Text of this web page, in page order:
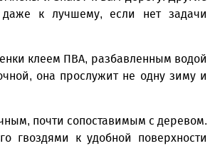
даже к лучшему, если нет задачи
клеем ПВА, разбавленным водой
она прослужит не одну зиму и
почти сопоставимым с деревом.
гвоздями к удобной поверхности